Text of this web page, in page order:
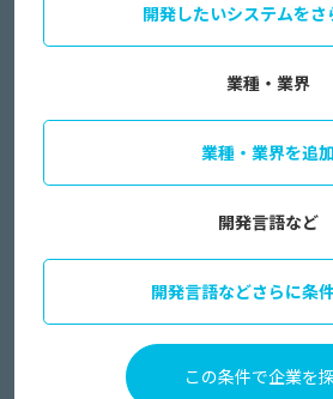
開発したいシステムをさ
業種・業界
業種・業界を追加
開発言語など
開発言語などさらに条